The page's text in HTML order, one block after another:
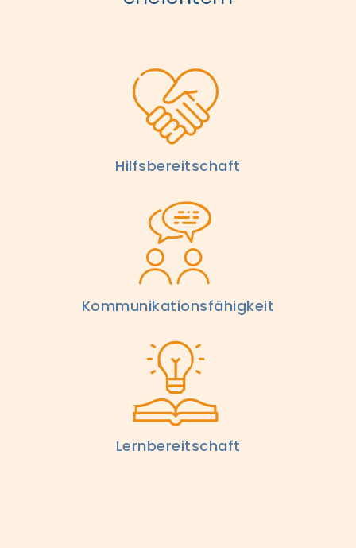
Hilfsbereitschaft
Kommunikations­fähigkeit
Lernbereitschaft